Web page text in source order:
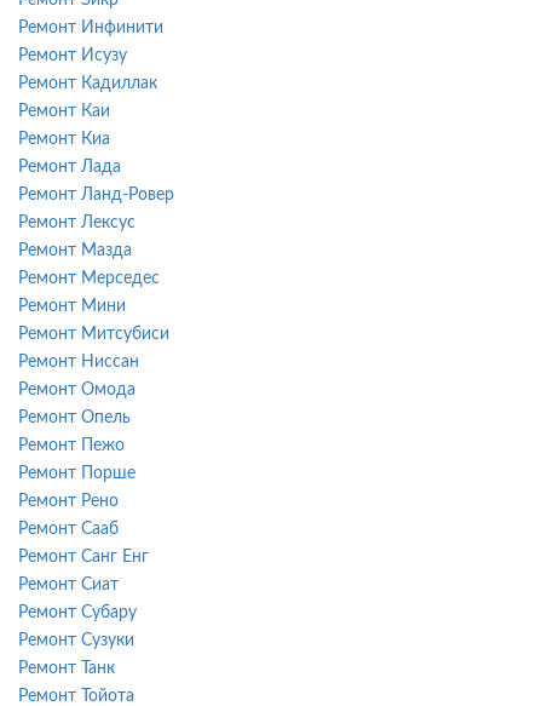
Ремонт Инфинити
Ремонт Исузу
Ремонт Кадиллак
Ремонт Каи
Ремонт Киа
Ремонт Лада
Ремонт Ланд-Ровер
Ремонт Лексус
Ремонт Мазда
Ремонт Мерседес
Ремонт Мини
Ремонт Митсубиси
Ремонт Ниссан
Ремонт Омода
Ремонт Опель
Ремонт Пежо
Ремонт Порше
Ремонт Рено
Ремонт Сааб
Ремонт Санг Енг
Ремонт Сиат
Ремонт Субару
Ремонт Сузуки
Ремонт Танк
Ремонт Тойота